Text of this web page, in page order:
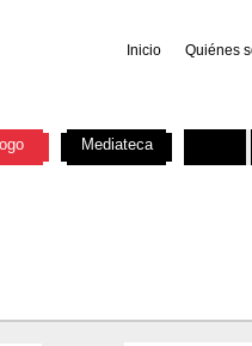
Inicio Quiénes
Mediateca